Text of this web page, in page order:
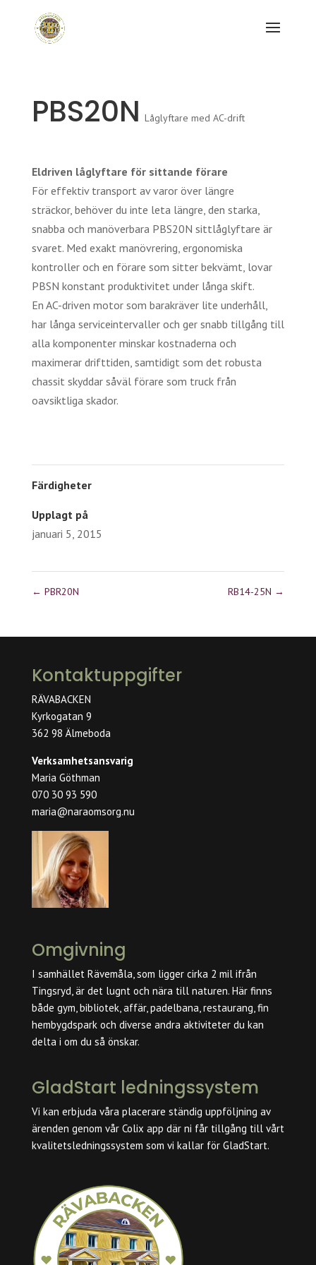
PBS20N Låglyftare med AC-drift
Eldriven låglyftare för sittande förare
För effektiv transport av varor över längre
sträckor, behöver du inte leta längre, den starka,
snabba och manöverbara PBS20N sittlåglyftare är
svaret. Med exakt manövrering, ergonomiska
kontroller och en förare som sitter bekvämt, lovar
PBSN konstant produktivitet under långa skift.
En AC-driven motor som barakräver lite underhåll,
har långa serviceintervaller och ger snabb tillgång till
alla komponenter minskar kostnaderna och
maximerar drifttiden, samtidigt som det robusta
chassit skyddar såväl förare som truck från
oavsiktliga skador.
Färdigheter
Upplagt på
januari 5, 2015
← PBR20N RB14-25N →
Kontaktuppgifter
RÄVABACKEN
Kyrkogatan 9
362 98 Älmeboda
Verksamhetsansvarig
Maria Göthman
070 30 93 590
maria@naraomsorg.nu
Omgivning
I samhället Rävemåla, som ligger cirka 2 mil ifrån
Tingsryd, är det lugnt och nära till naturen. Här finns
både gym, bibliotek, affär, padelbana, restaurang, fin
hembygdspark och diverse andra aktiviteter du kan
delta i om du så önskar.
GladStart ledningssystem
Vi kan erbjuda våra placerare ständig uppföljning av
ärenden genom vår Colix app där ni får tillgång till vårt
kvalitetsledningssystem som vi kallar för GladStart.